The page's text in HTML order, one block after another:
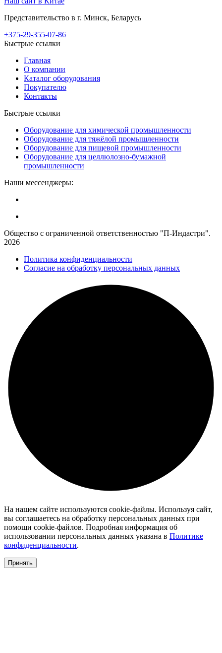
Представительство в г. Минск, Беларусь
+375-29-355-07-86
Быстрые ссылки
Главная
О компании
Каталог оборудования
Покупателю
Контакты
Быстрые ссылки
Оборудование для химической промышленности
Оборудование для тяжёлой промышленности
Оборудование для пищевой промышленности
Оборудование для целлюлозно-бумажной
промышленности
Наши мессенджеры:
Общество с ограниченной ответственностью "П-Индастри".
2026
Политика конфиденциальности
Согласие на обработку персональных данных
На нашем сайте используются cookie-файлы. Используя сайт,
вы соглашаетесь на обработку персональных данных при
помощи cookie-файлов. Подробная информация об
использовании персональных данных указана в Политике
конфиденциальности.
Принять